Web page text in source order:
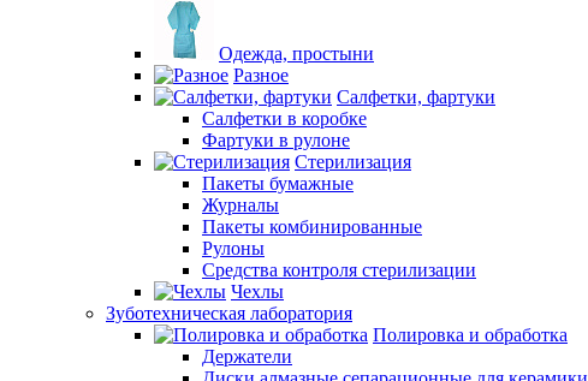
Одежда, простыни
Разное
Салфетки, фартуки
Салфетки в коробке
Фартуки в рулоне
Стерилизация
Пакеты бумажные
Журналы
Пакеты комбинированные
Рулоны
Средства контроля стерилизации
Чехлы
Зуботехническая лаборатория
Полировка и обработка
Держатели